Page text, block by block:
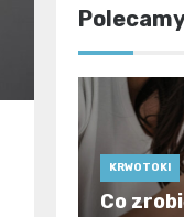
KRWOTOKI
Co